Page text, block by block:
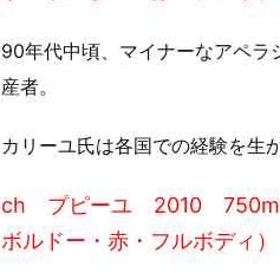
90年代中頃、マイナーなアペラ
産者。
カリーユ氏は各国での経験を生
ch プピーユ 2010
ボルドー・赤・フルボディ）